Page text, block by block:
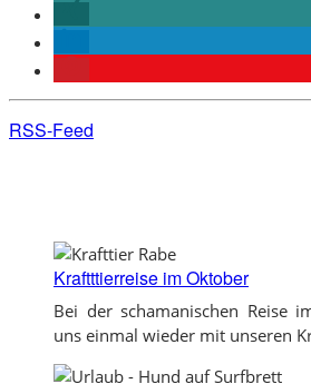
RSS-Feed
Kraftttierreise im Oktober
Bei der schamanischen Reise
uns einmal wieder mit unseren